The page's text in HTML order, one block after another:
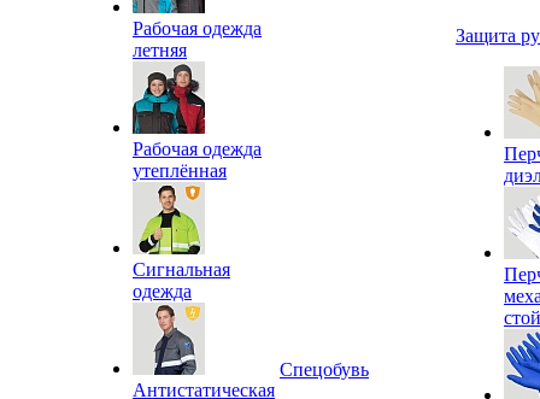
Рабочая одежда
летняя
Рабочая одежда
утеплённая
Сигнальная
одежда
Антистатическая
Спецобувь
Защита